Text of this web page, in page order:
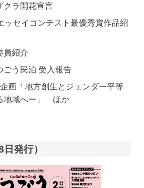
クラ開花宣言
ッセイコンテスト最優秀賞作品紹
員紹介
ごう民泊 受入報告
画「地方創生とジェンダー平等
地域へー」 ほか
発行）